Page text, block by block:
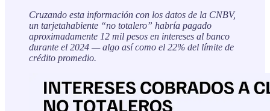
Cruzando esta información con los datos de la CNBV,
un tarjetahabiente “no totalero” habría pagado
aproximadamente 12 mil pesos en intereses al banco
durante el 2024 — algo así como el 22% del límite de
crédito promedio.